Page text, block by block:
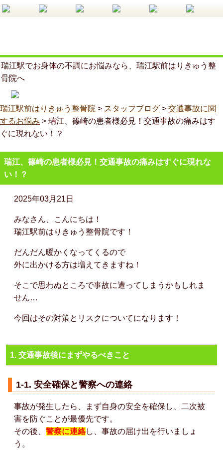
瑞江駅でお身体の不調にお悩みなら、瑞江駅前はりきゅう整
骨院へ
瑞江駅前はりきゅう整骨院 > スタッフブログ > 交通事故に関
するお悩み > 瑞江、篠崎の患者様必見！交通事故の痛みはす
ぐに現れない！？
瑞江、篠崎の患者様必見！交通事故の痛みはすぐに現れな
い！？
2025年03月21日
みなさん、こんにちは！
瑞江駅前はりきゅう整骨院です！
だんだん暖かくなってくるので
外に出かける方は増えてきますね！
そこで思わぬところで事故に遭ってしまうかもしれま
せん…
今回はその対策とリスクについてになります！
1. 交通事故後にまずやるべきこと
1-1. 安全確保と警察への連絡
事故が発生したら、まず自身の安全を確保し、二次被
害を防ぐことが最優先です。
その後、 警察に連絡し、事故の届け出を行いましょ
う。